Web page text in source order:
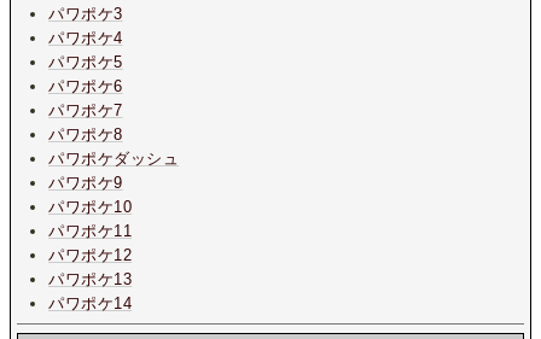
パワポケ3
パワポケ4
パワポケ5
パワポケ6
パワポケ7
パワポケ8
パワポケダッシュ
パワポケ9
パワポケ10
パワポケ11
パワポケ12
パワポケ13
パワポケ14